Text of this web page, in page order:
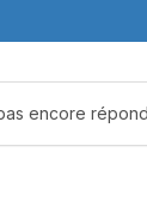
encore